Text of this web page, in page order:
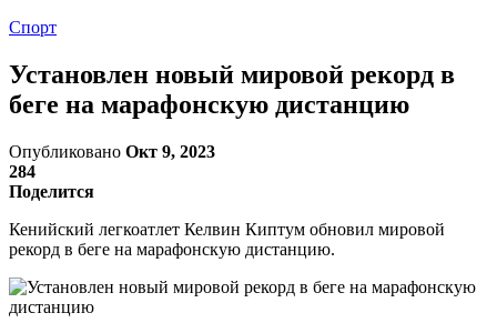
Спорт
Установлен новый мировой рекорд в
беге на марафонскую дистанцию
Опубликовано Окт 9, 2023
284
Поделится
Кенийский легкоатлет Келвин Киптум обновил мировой
рекорд в беге на марафонскую дистанцию.